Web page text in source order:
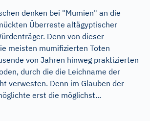
denken bei "Mumien" an die
Überreste altägyptischer
Denn von dieser
meisten mumifizierten Toten
von Jahren hinweg praktizierten
durch die die Leichname der
verwesten. Denn im Glauben der
erst die möglichst...